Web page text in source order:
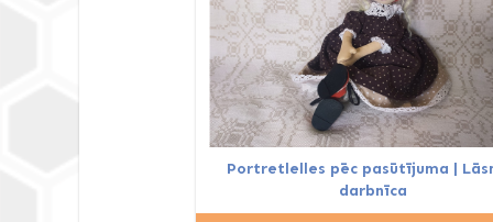
Portretlelles pēc pasūtījuma |
darbnīca